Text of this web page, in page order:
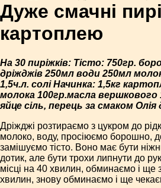
Дуже смачні
картоплею
На 30 пиріжків: Тісто: 750гр.
дріжджів 250мл води 250мл
1,5ч.л. солі Начинка: 1,5кг
молока 100гр.масла вершкового
яйце cіль, перець за смаком
Дріжджі розтираємо з цукром до
молоко, воду, просіюємо борошно,
замішуємо тісто. Воно має бути
дотик, але бути трохи липнути до
місці на 40 хвилин, обминаємо і
хвилин, знову обминаємо і ще